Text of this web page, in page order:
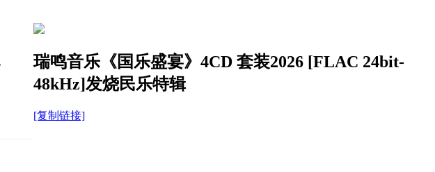
瑞鸣音乐《国乐盛宴》4CD 套装2026 [FLAC 24bit-
48kHz]发烧民乐特辑
[复制链接]